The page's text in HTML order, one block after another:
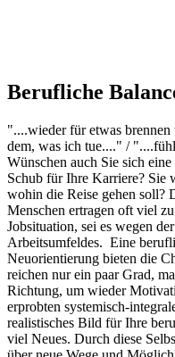
Berufliche
"....wieder für etwas
dem, was ich tue...." /
Wünschen auch Sie sich
Schub für Ihre Karriere? Sie
wohin die Reise gehen soll?
Menschen ertragen oft viel
Jobsituation, sei es wegen
Arbeitsumfeldes. Eine
Neuorientierung bieten die
reichen nur ein paar Grad,
Richtung, um wieder
erprobten systemisch-
realistisches Bild für Ihre
viel Neues. Durch diese